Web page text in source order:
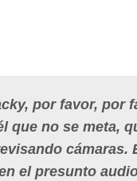
por favor, por
que no se meta,
el presunto